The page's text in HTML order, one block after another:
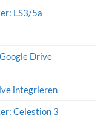
LS3/5a
Drive
integrieren
Celestion 3